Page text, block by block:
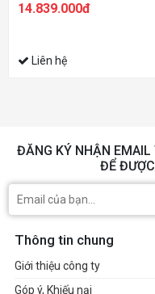
14.839.000đ
Liên hệ
ĐĂNG KÝ NHẬN EMAIL
ĐỂ
Thông tin chung
Giới thiệu công ty
Góp ý, Khiếu nại